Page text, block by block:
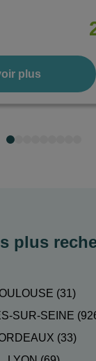
plus
plus
(31)
SUR-SEINE
(33)